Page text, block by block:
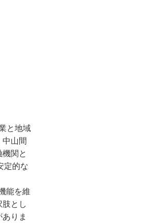
と地域
山間
関と
定的な
能を維
とし
りま